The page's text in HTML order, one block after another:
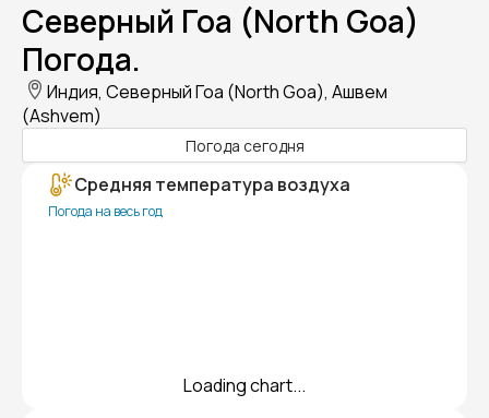
Северный Гоа (North Goa)
Погода.
Индия, Северный Гоа (North Goa), Ашвем
(Ashvem)
Погода сегодня
Средняя температура воздуха
Погода на весь год
Loading chart...